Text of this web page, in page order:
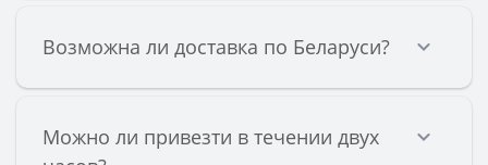
Возможна ли доставка по Беларуси?
Можно ли привезти в течении двух